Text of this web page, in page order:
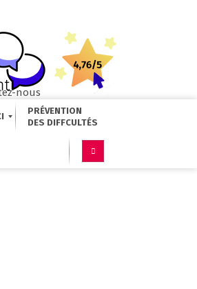
nous
PRÉVENTION